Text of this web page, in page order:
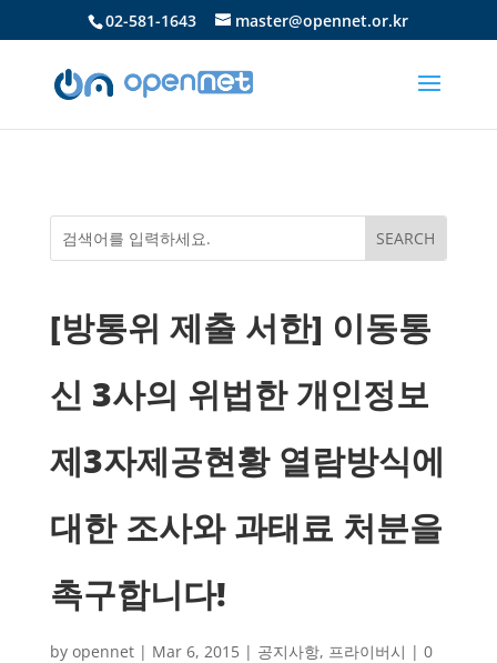
02-581-1643 master@opennet.or.kr
[방통위 제출 서한] 이동통
신 3사의 위법한 개인정보
제3자제공현황 열람방식에
대한 조사와 과태료 처분을
촉구합니다!
by opennet| Mar 6, 2015| 공지사항, 프라이버시 | 0